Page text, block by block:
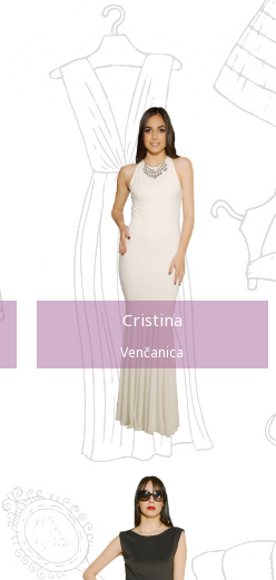
Cristina
Venčanica